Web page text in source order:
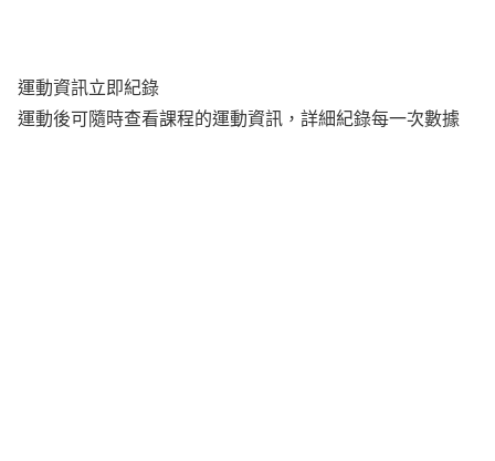
運動資訊立即紀錄
運動後可隨時查看課程的運動資訊，詳細紀錄每一次數據